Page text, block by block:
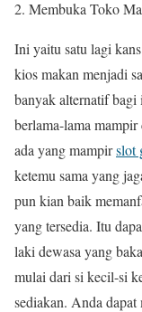
2. Membuka Toko
Ini yaitu satu lagi
kios makan menjadi
banyak alternatif bagi
berlama-lama
ada yang mampirslot
ketemu sama yang
pun kian baik
yang tersedia. Itu
laki dewasa yang
mulai dari si kecil-si
sediakan. Anda